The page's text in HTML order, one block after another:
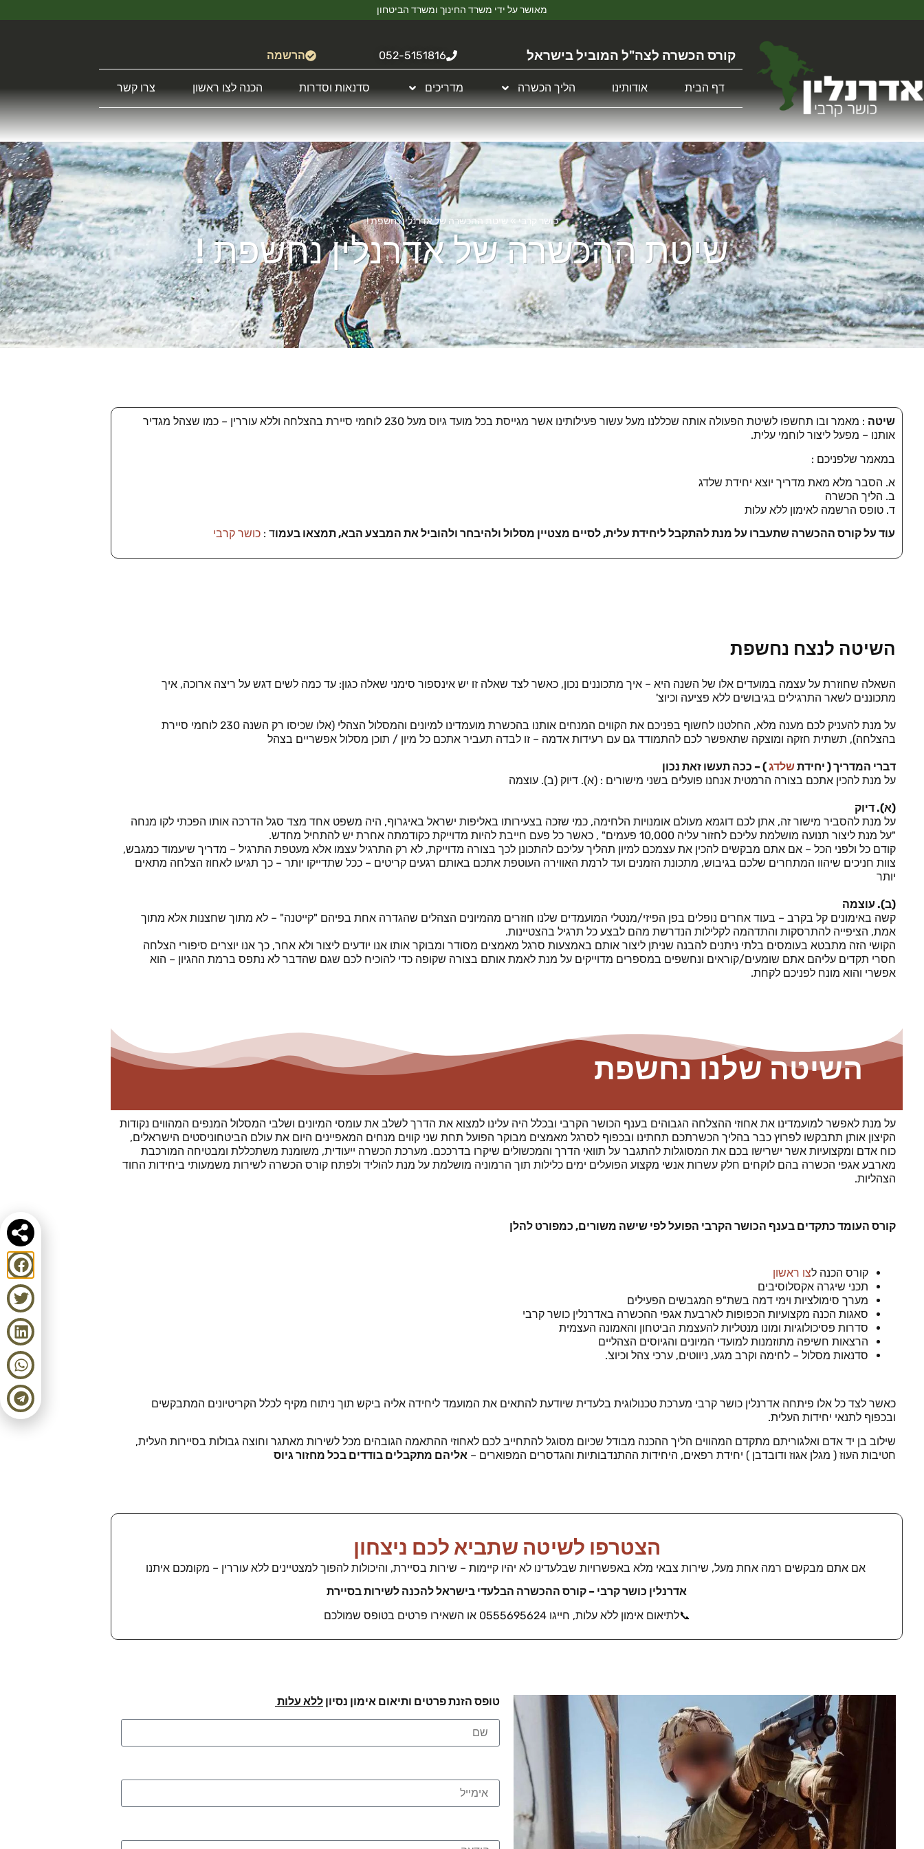
מאושר על ידי משרד החינוך ומשרד הביטחון
קורס הכשרה לצה"ל המוביל בישראל 052-5151816 הרשמה
דף הבית אודותינו הליך הכשרה מדריכים סדנאות וסדרות הכנה לצו ראשון צרו קשר
כושר קרבי » שיטת ההכשרה של אדרנלין נחשפת !
שיטת ההכשרה של אדרנלין נחשפת !
שיטה
: מאמר ובו תחשפו לשיטת הפעולה אותה שכללנו מעל עשור פעילותינו אשר מגייסת בכל מועד גיוס מעל 230 לוחמי סיירת בהצלחה וללא עוררין – כמו שצהל מגדיר
אותנו – מפעל ליצור לוחמי עלית.
במאמר שלפניכם :
א. הסבר מלא מאת מדריך יוצא יחידת שלדג
ב. הליך הכשרה
ד. טופס הרשמה לאימון ללא עלות
עוד על קורס ההכשרה שתעברו על מנת להתקבל ליחידת עלית, לסיים מצטיין מסלול ולהיבחר ולהוביל את המבצע הבא, תמצאו בעמוד : כושר קרבי
השיטה לנצח נחשפת
השאלה שחוזרת על עצמה במועדים אלו של השנה היא – איך מתכוננים נכון, כאשר לצד שאלה זו יש אינספור סימני שאלה כגון: עד כמה לשים דגש על ריצה ארוכה, איך
מתכוננים לשאר התרגילים בגיבושים ללא פציעה וכיוצ'
על מנת להעניק לכם מענה מלא, החלטנו לחשוף בפניכם את הקווים המנחים אותנו בהכשרת מועמדינו למיונים והמסלול הצהלי (אלו שכיסו רק השנה 230 לוחמי סיירת
בהצלחה), תשתית חזקה ומוצקה שתאפשר לכם להתמודד גם עם רעידות אדמה – זו לבדה תעביר אתכם כל מיון / תוכן מסלול אפשריים בצהל
דברי המדריך ( יחידתשלדג) – ככה תעשו זאת נכון
על מנת להכין אתכם בצורה הרמטית אנחנו פועלים בשני מישורים : (א). דיוק (ב). עוצמה
(א). דיוק
על מנת להסביר מישור זה, אתן לכם דוגמא מעולם אומנויות הלחימה, כמי שזכה בצעירותו באליפות ישראל באיגרוף, היה משפט אחד מצד סגל הדרכה אותו הפכתי לקו מנחה
"על מנת ליצור תנועה מושלמת עליכם לחזור עליה 10,000 פעמים" , כאשר כל פעם חייבת להיות מדוייקת כקודמתה אחרת יש להתחיל מחדש.
קודם כל ולפני הכל – אם אתם מבקשים להכין את עצמכם למיון תהליך עליכם להתכונן לכך בצורה מדוייקת, לא רק התרגיל עצמו אלא מעטפת התרגיל – מדריך שיעמוד כמגבש,
צוות חניכים שיהוו המתחרים שלכם בגיבוש, מתכונת הזמנים ועד לרמת האווירה העוטפת אתכם באותם רגעים קריטים – ככל שתדייקו יותר – כך תגיעו לאחוז הצלחה מתאים
יותר
(ב). עוצמה
קשה באימונים קל בקרב – בעוד אחרים נופלים בפן הפיזי/מנטלי המועמדים שלנו חוזרים מהמיונים הצהלים שהגדרה אחת בפיהם "קייטנה" – לא מתוך שחצנות אלא מתוך
אמת, הציפייה להתרסקות והתדהמה לקלילות הנדרשת מהם לבצע כל תרגיל בהצטיינות.
הקושי הזה מתבטא בעומסים בלתי ניתנים להבנה שניתן ליצור אותם באמצעות סרגל מאמצים מסודר ומבוקר אותו אנו יודעים ליצור ולא אחר, כך אנו יוצרים סיפורי הצלחה
חסרי תקדים עליהם אתם שומעים/קוראים ונחשפים במספרים מדוייקים על מנת לאמת אותם בצורה שקופה כדי להוכיח לכם שגם שהדבר לא נתפס ברמת ההגיון – הוא
אפשרי והוא מונח לפניכם לקחת.
השיטה שלנו נחשפת
על מנת לאפשר למועמדינו את אחוזי ההצלחה הגבוהים בענף הכושר הקרבי ובכלל היה עלינו למצוא את הדרך לשלב את עומסי המיונים ושלבי המסלול המנפים המהווים נקודות
הקיצון אותן תתבקשו לפרוץ כבר בהליך הכשרתכם תחתינו ובכפוף לסרגל מאמצים מבוקר הפועל תחת שני קווים מנחים המאפיינים היום את עולם הביטחוניסטים הישראלים,
כוח אדם ומקצועיות אשר ישרישו בכם את המסוגלות להתגבר על תוואי הדרך והמכשולים שיקרו בדרככם. מערכת הכשרה ייעודית, משומנת משתכללת ומבטיחה המורכבת
מארבע אגפי הכשרה בהם לוקחים חלק עשרות אנשי מקצוע הפועלים ימים כלילות תוך הרמוניה מושלמת על מנת להוליד ולפתח קורס הכשרה לשירות משמעותי ביחידות החוד
הצהליות.
קורס העומד כתקדים בענף הכושר הקרבי הפועל לפי שישה משורים, כמפורט להלן
קורס הכנה לצו ראשון
תכני שיגרה אקסלוסיבים
מערך סימולציות וימי דמה בשת"פ המגבשים הפעילים
סאגות הכנה מקצועיות הכפופות לארבעת אגפי ההכשרה באדרנלין כושר קרבי
סדרות פסיכולוגיות ומונו מנטליות להעצמת הביטחון והאמונה העצמית
הרצאות חשיפה מתוזמנות למועדי המיונים והגיוסים הצהליים
סדנאות מסלול – לחימה וקרב מגע, ניווטים, ערכי צהל וכיוצ'.
כאשר לצד כל אלו פיתחה אדרנלין כושר קרבי מערכת טכנולוגית בלעדית שיודעת להתאים את המועמד ליחידה אליה ביקש תוך ניתוח מקיף לכלל הקריטיונים המתבקשים
ובכפוף לתנאי יחידות העלית.
שילוב בן יד אדם ואלגוריתם מתקדם המהווים הליך ההכנה מבודל שכיום מסוגל להתחייב לכם לאחוזי ההתאמה הגובהים מכל לשירות מאתגר וחוצה גבולות בסיירות העלית,
חטיבות העוז ( מגלן אגוז ודובדבן ) יחידת רפאים, היחידות ההתנדבותיות והגדסרים המפוארים – אליהם מתקבלים בודדים בכל מחזור גיוס
הצטרפו לשיטה שתביא לכם ניצחון
אם אתם מבקשים רמה אחת מעל, שירות צבאי מלא באפשרויות שבלעדינו לא יהיו קיימות – שירות בסיירת, והיכולות להפוך למצטיינים ללא עוררין – מקומכם איתנו
אדרנלין כושר קרבי – קורס ההכשרה הבלעדי בישראל להכנה לשירות בסיירת
📞לתיאום אימון ללא עלות, חייגו 0555695624 או השאירו פרטים בטופס שמולכם
טופס הזנת פרטים ותיאום אימון נסיון ללא עלות